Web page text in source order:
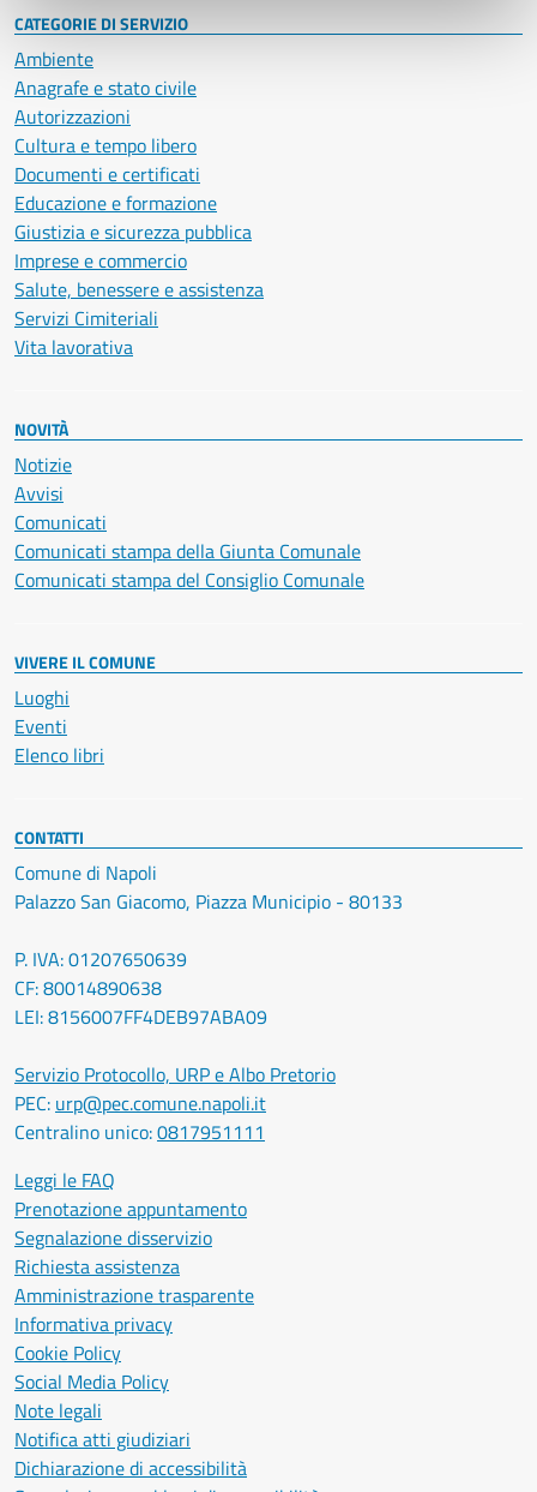
CATEGORIE DI SERVIZIO
Ambiente
Anagrafe e stato civile
Autorizzazioni
Cultura e tempo libero
Documenti e certificati
Educazione e formazione
Giustizia e sicurezza pubblica
Imprese e commercio
Salute, benessere e assistenza
Servizi Cimiteriali
Vita lavorativa
NOVITÀ
Notizie
Avvisi
Comunicati
Comunicati stampa della Giunta Comunale
Comunicati stampa del Consiglio Comunale
VIVERE IL COMUNE
Luoghi
Eventi
Elenco libri
CONTATTI
Comune di Napoli
Palazzo San Giacomo, Piazza Municipio - 80133
P. IVA: 01207650639
CF: 80014890638
LEI: 8156007FF4DEB97ABA09
Servizio Protocollo, URP e Albo Pretorio
PEC: urp@pec.comune.napoli.it
Centralino unico:0817951111
Leggi le FAQ
Prenotazione appuntamento
Segnalazione disservizio
Richiesta assistenza
Amministrazione trasparente
Informativa privacy
Cookie Policy
Social Media Policy
Note legali
Notifica atti giudiziari
Dichiarazione di accessibilità